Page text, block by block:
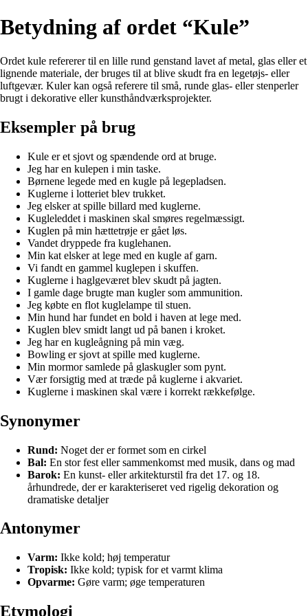
Betydning af ordet “Kule”
Ordet kule refererer til en lille rund genstand lavet af metal, glas eller et
lignende materiale, der bruges til at blive skudt fra en legetøjs- eller
luftgevær. Kuler kan også referere til små, runde glas- eller stenperler
brugt i dekorative eller kunsthåndværksprojekter.
Eksempler på brug
Kule er et sjovt og spændende ord at bruge.
Jeg har en kulepen i min taske.
Børnene legede med en kugle på legepladsen.
Kuglerne i lotteriet blev trukket.
Jeg elsker at spille billard med kuglerne.
Kugleleddet i maskinen skal smøres regelmæssigt.
Kuglen på min hættetrøje er gået løs.
Vandet dryppede fra kuglehanen.
Min kat elsker at lege med en kugle af garn.
Vi fandt en gammel kuglepen i skuffen.
Kuglerne i haglgeværet blev skudt på jagten.
I gamle dage brugte man kugler som ammunition.
Jeg købte en flot kuglelampe til stuen.
Min hund har fundet en bold i haven at lege med.
Kuglen blev smidt langt ud på banen i kroket.
Jeg har en kugleågning på min væg.
Bowling er sjovt at spille med kuglerne.
Min mormor samlede på glaskugler som pynt.
Vær forsigtig med at træde på kuglerne i akvariet.
Kuglerne i maskinen skal være i korrekt rækkefølge.
Synonymer
Rund: Noget der er formet som en cirkel
Bal: En stor fest eller sammenkomst med musik, dans og mad
Barok: En kunst- eller arkitekturstil fra det 17. og 18.
århundrede, der er karakteriseret ved rigelig dekoration og
dramatiske detaljer
Antonymer
Varm: Ikke kold; høj temperatur
Tropisk: Ikke kold; typisk for et varmt klima
Opvarme: Gøre varm; øge temperaturen
Etymologi